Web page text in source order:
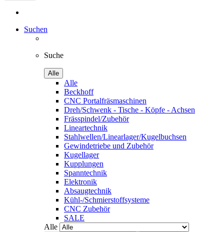
Suchen
Suche
Alle
Alle
Beckhoff
CNC Portalfräsmaschinen
Dreh/Schwenk - Tische - Köpfe - Achsen
Frässpindel/Zubehör
Lineartechnik
Stahlwellen/Linearlager/Kugelbuchsen
Gewindetriebe und Zubehör
Kugellager
Kupplungen
Spanntechnik
Elektronik
Absaugtechnik
Kühl-/Schmierstoffsysteme
CNC Zubehör
SALE
Alle